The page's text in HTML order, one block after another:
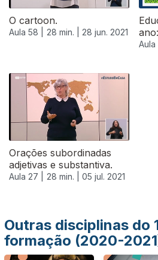
O cartoon.
Aula 58 | 28 min. | 28 jun. 2021
Aula
Orações subordinadas
adjetivas e substantiva.
Aula 27 | 28 min. | 05 jul. 2021
555577
Outras disciplinas do
formação (2020-